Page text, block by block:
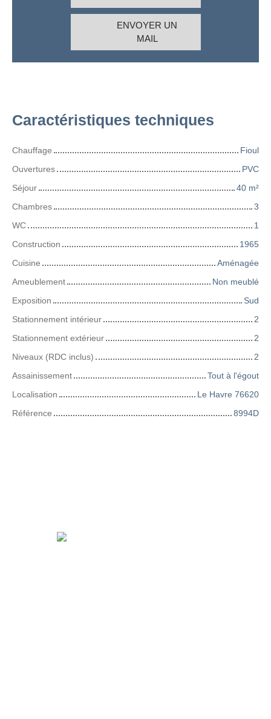
ENVOYER UN
MAIL
Caractéristiques techniques
Chauffage
Fioul
Ouvertures
PVC
Séjour
40 m²
Chambres
3
WC
1
Construction
1965
Cuisine
Aménagée
Ameublement
Non meublé
Exposition
Sud
Stationnement intérieur
2
Stationnement extérieur
2
Niveaux (RDC inclus)
2
Assainissement
Tout à l'égout
Localisation
Le Havre 76620
Référence
8994D